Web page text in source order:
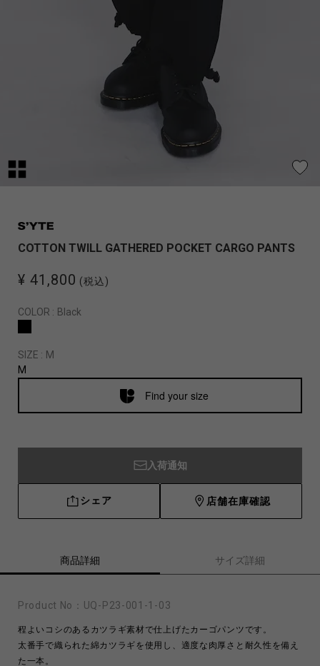
COTTON TWILL GATHERED POCKET CARGO PANTS
¥ 41,800 (税込)
COLOR : Black
SIZE : M
M
Find your size
入荷通知
シェア 店舗在庫確認
商品詳細 サイズ詳細
Product No： UQ-P23-001-1-03
程よいコシのあるカツラギ素材で仕上げたカーゴパンツです。
太番手で織られた綿カツラギを使用し、適度な肉厚さと耐久性を備え
た一本。